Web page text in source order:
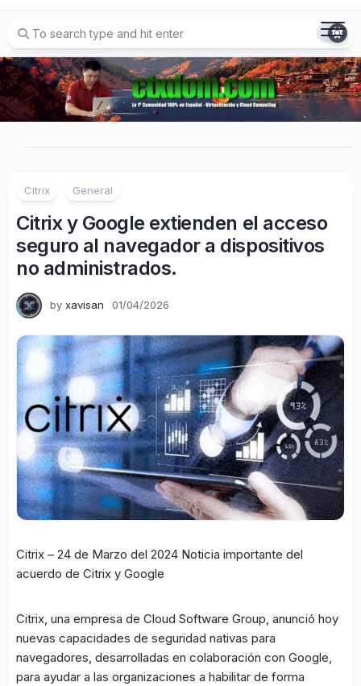
content
Citrix General
Citrix y Google extienden el acceso
seguro al navegador a dispositivos
no administrados.
by xavisan 01/04/2026
Citrix – 24 de Marzo del 2024 Noticia importante del
acuerdo de Citrix y Google
Citrix, una empresa de Cloud Software Group, anunció hoy
nuevas capacidades de seguridad nativas para
navegadores, desarrolladas en colaboración con Google,
para ayudar a las organizaciones a habilitar de forma